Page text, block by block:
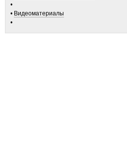
Видеоматериалы